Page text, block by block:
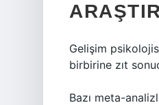
Gelişim
birbirine zıt
Bazı meta-